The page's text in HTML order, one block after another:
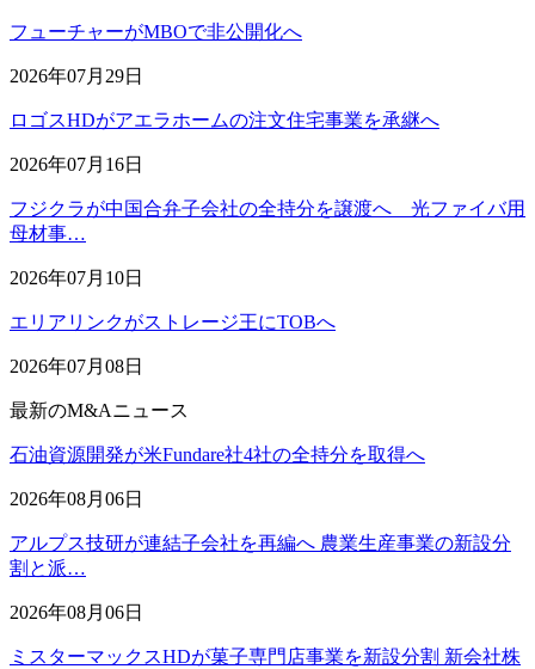
フューチャーがMBOで非公開化へ
2026年07月29日
ロゴスHDがアエラホームの注文住宅事業を承継へ
2026年07月16日
フジクラが中国合弁子会社の全持分を譲渡へ 光ファイバ用
母材事…
2026年07月10日
エリアリンクがストレージ王にTOBへ
2026年07月08日
最新のM&Aニュース
石油資源開発が米Fundare社4社の全持分を取得へ
2026年08月06日
アルプス技研が連結子会社を再編へ 農業生産事業の新設分
割と派…
2026年08月06日
ミスターマックスHDが菓子専門店事業を新設分割 新会社株